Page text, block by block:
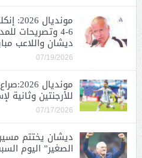
6-4 وتصريحات
ديشان واللاعب
07/19/2026
للأرجنتين وثانية
07/17/2026
ديشان يختتم
الصغير” اليوم